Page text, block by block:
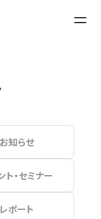
お知らせ
ト・セミナー
レポート